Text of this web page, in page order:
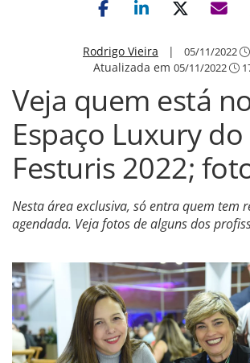
Rodrigo Vieira | 05/11/2022
Atualizada em 05/11/2022
Veja quem está
Espaço Luxury do
Festuris 2022;
Nesta área exclusiva, só entra quem tem
agendada. Veja fotos de alguns dos